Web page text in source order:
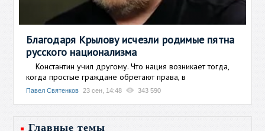
Благодаря Крылову исчезли родимые пятна
русского национализма
Константин учил другому. Что нация возникает тогда,
когда простые граждане обретают права, в
Павел Святенков 23 сен, 14:48 343 590
Главные темы